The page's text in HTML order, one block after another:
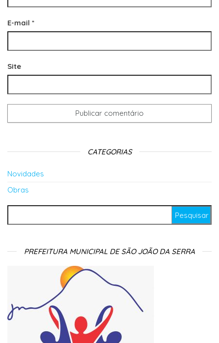
E-mail *
Site
CATEGORIAS
Novidades
Obras
PREFEITURA MUNICIPAL DE SÃO JOÃO DA SERRA